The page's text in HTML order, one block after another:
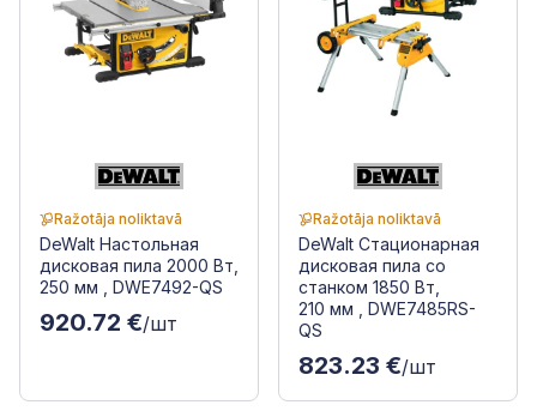
Ražotāja noliktavā
DeWalt Настольная
дисковая пила 2000 Вт,
250 мм , DWE7492-QS
920.72 €/шт
Ražotāja noliktavā
DeWalt Стационарная
дисковая пила со
станком 1850 Вт,
210 мм , DWE7485RS-
QS
823.23 €/шт